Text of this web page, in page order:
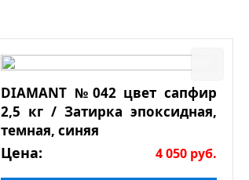
DIAMANT №042 цвет сапфир
2,5 кг / Затирка эпоксидная,
темная, синяя
Цена: 4 050 руб.